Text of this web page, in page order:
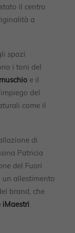
il centro
a
spazi
i toni del
e il
del
come il
di
Patricia
del Fuori
un allestimento
brand, che
iMaestri.